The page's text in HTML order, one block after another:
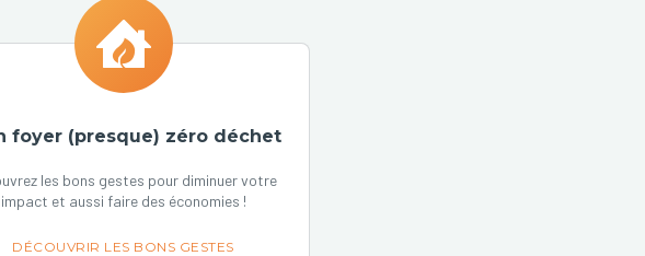
foyer (presque) zéro déchet
les bons gestes pour diminuer votre
impact et aussi faire des économies !
DÉCOUVRIR LES BONS GESTES